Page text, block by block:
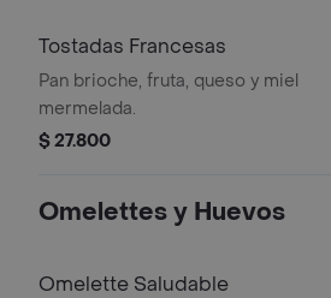
Tostadas Francesas
Pan brioche, fruta, queso y miel
mermelada.
$ 27.800
Omelettes y Huevos
Omelette Saludable